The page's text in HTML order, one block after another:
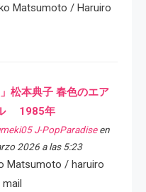
Matsumoto / Haruiro
」松本典子 春色のエア
1985年
J-PopParadiseen
2026 a las 5:23
Matsumoto / haruiro
mail